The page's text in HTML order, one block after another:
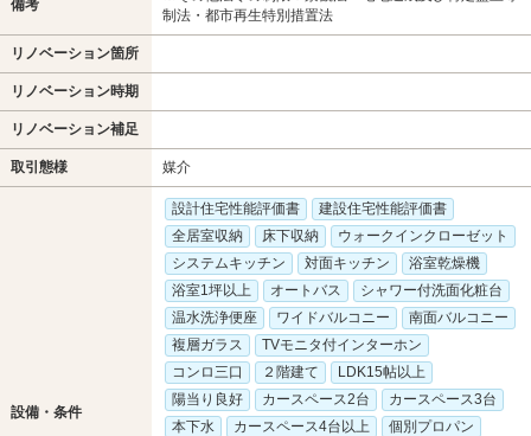
備考
制法・都市再生特別措置法
リノベーション箇所
リノベーション時期
リノベーション補足
取引態様 媒介
設備・条件
設計住宅性能評価書
建設住宅性能評価書
全居室収納
床下収納
ウォークインクローゼット
システムキッチン
対面キッチン
浴室乾燥機
浴室1坪以上
オートバス
シャワー付洗面化粧台
温水洗浄便座
ワイドバルコニー
南面バルコニー
複層ガラス
TVモニタ付インターホン
コンロ三口
２階建て
LDK15帖以上
陽当り良好
カースペース2台
カースペース3台
本下水
カースペース4台以上
個別プロパン